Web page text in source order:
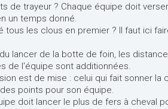
de trayeur ? Chaque équipe doit
un temps donné.
tous les clous en premier ? Il faut ici
lancer de la botte de foin, les
de l'équipe sont additionnées.
est de mise : celui qui fait sonner la
points pour son équipe.
doit lancer le plus de fers à cheval